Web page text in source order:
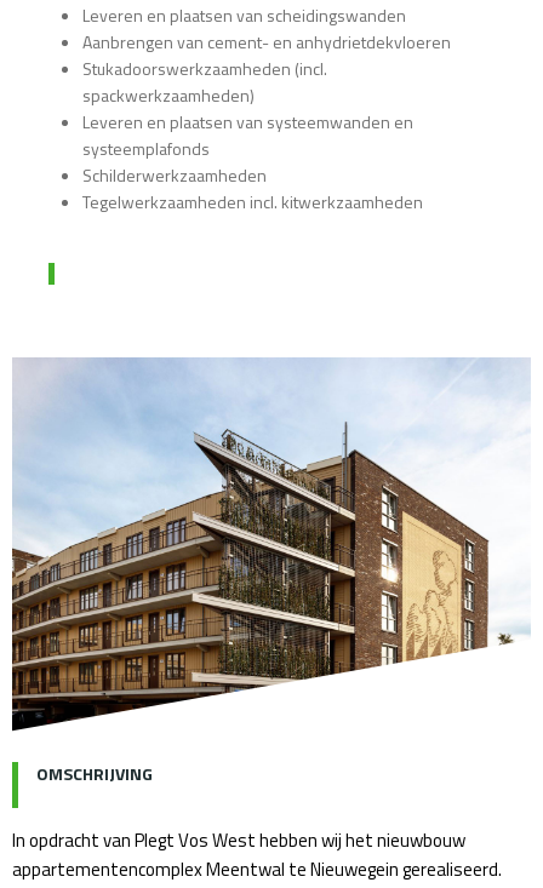
Leveren en plaatsen van scheidingswanden
Aanbrengen van cement- en anhydrietdekvloeren
Stukadoorswerkzaamheden (incl.
spackwerkzaamheden)
Leveren en plaatsen van systeemwanden en
systeemplafonds
Schilderwerkzaamheden
Tegelwerkzaamheden incl. kitwerkzaamheden
OMSCHRIJVING
In opdracht van Plegt Vos West hebben wij het nieuwbouw
appartementencomplex Meentwal te Nieuwegein gerealiseerd.